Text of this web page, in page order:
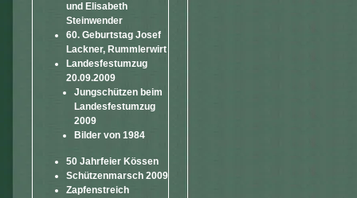
und Elisabeth
Steinwender
60. Geburtstag Josef
Lackner, Rummlerwirt
Landesfestumzug
20.09.2009
Jungschützen beim
Landesfestumzug
2009
Bilder von 1984
50 Jahrfeier Kössen
Schützenmarsch 2009
Zapfenstreich